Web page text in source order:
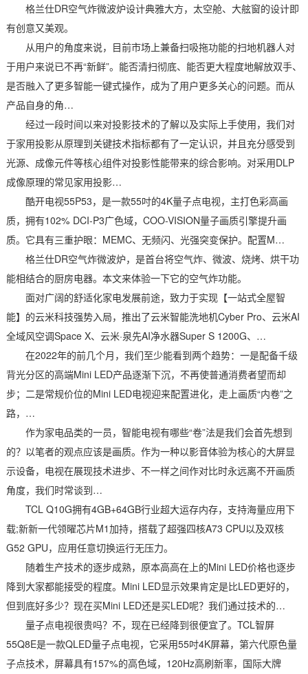
格兰仕DR空气炸微波炉设计典雅大方，太空舱、大舷窗的设计即
有创意又美观。
从用户的角度来说，目前市场上兼备扫吸拖功能的扫地机器人对
于用户来说已不再“新鲜”。能否清扫彻底、能否更大程度地解放双手、
是否融入了更多智能一键式操作，成为了用户更多关心的问题。而从
产品自身的角…
经过一段时间以来对投影技术的了解以及实际上手使用，我们对
于家用投影从原理到关键技术指标都有了一定认识，并且充分感受到
光源、成像元件等核心组件对投影性能带来的综合影响。对采用DLP
成像原理的常见家用投影…
酷开电视55P53，是一款55吋的4K量子点电视，主打色彩高画
质，拥有102% DCI-P3广色域，COO-VISION量子画质引擎提升画
质。它具有三重护眼：MEMC、无频闪、光强突变保护。配置M…
格兰仕DR空气炸微波炉，是首台将空气炸、微波、烧烤、烘干功
能相结合的厨房电器。本文来体验一下它的空气炸功能。
面对广阔的舒适化家电发展前途，致力于实现【一站式全屋智
能】的云米科技强势入局，推出了云米智能洗地机Cyber Pro、云米AI
全域风空调Space X、云米·泉先AI净水器Super S 1200G、…
在2022年的前几个月，我们至少能看到两个趋势：一是配备千级
背光分区的高端Mini LED产品逐渐下沉，不再使普通消费者望而却
步；二是常规价位的Mini LED电视迎来配置进化，走上画质“内卷”之
路，…
作为家电品类的一员，智能电视有哪些“卷”法是我们会首先想到
的？以笔者的观点应该是画质。作为一种以影音体验为核心的大屏显
示设备，电视在展现技术进步、不一样之间作对比时永远离不开画质
角度，我们时常谈到…
TCL Q10G拥有4GB+64GB行业超大运存内存，支持海量应用下
载;新新一代领曜芯片M1加持，搭载了超强四核A73 CPU以及双核
G52 GPU，应用任意切换运行无压力。
随着生产技术的逐步成熟，原本高高在上的Mini LED价格也逐步
降到大家都能接受的程度。Mini LED显示效果肯定是比LED更好的，
但到底好多少？现在买Mini LED还是买LED呢？我们通过技术的…
量子点电视很贵吗？不，现在已经降到很便宜了。TCL智屏
55Q8E是一款QLED量子点电视，它采用55吋4K屏幕，第六代原色量
子点技术，屏幕具有157%的高色域，120Hz高刷新率，国际大牌